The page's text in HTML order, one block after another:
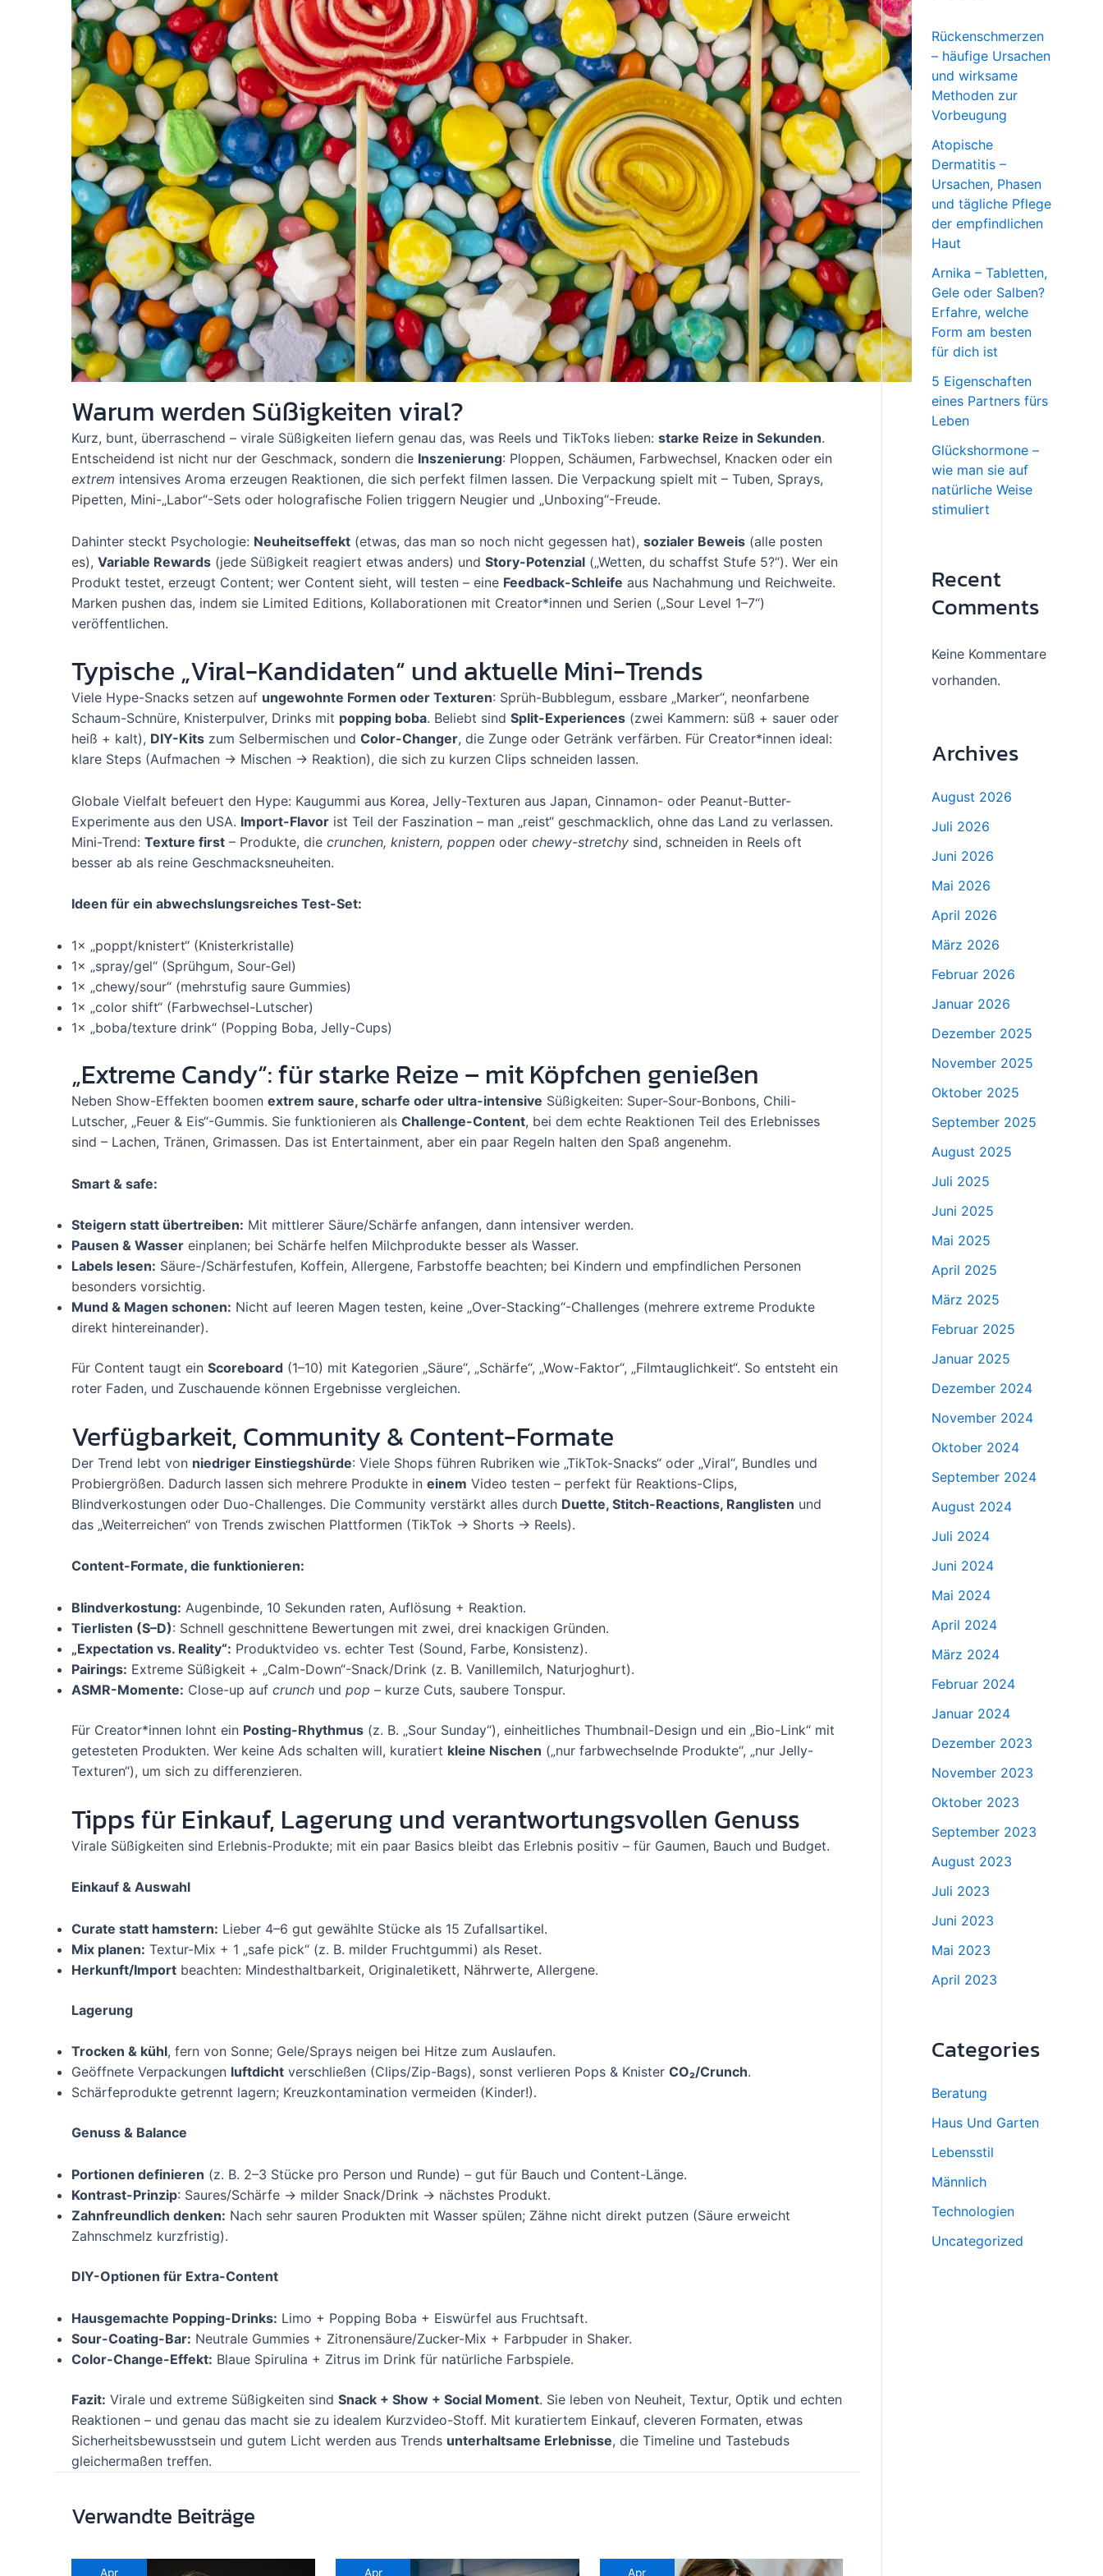
Warum werden Süßigkeiten viral?
Kurz, bunt, überraschend – virale Süßigkeiten liefern genau das, was Reels und TikToks lieben:starke Reize in Sekunden.
Entscheidend ist nicht nur der Geschmack, sondern die Inszenierung: Ploppen, Schäumen, Farbwechsel, Knacken oder ein
extrem intensives Aroma erzeugen Reaktionen, die sich perfekt filmen lassen. Die Verpackung spielt mit – Tuben, Sprays,
Pipetten, Mini-„Labor“-Sets oder holografische Folien triggern Neugier und „Unboxing“-Freude.
Dahinter steckt Psychologie: Neuheitseffekt (etwas, das man so noch nicht gegessen hat),sozialer Beweis (alle posten
es),Variable Rewards (jede Süßigkeit reagiert etwas anders) undStory-Potenzial („Wetten, du schaffst Stufe 5?“). Wer ein
Produkt testet, erzeugt Content; wer Content sieht, will testen – eine Feedback-Schleife aus Nachahmung und Reichweite.
Marken pushen das, indem sie Limited Editions, Kollaborationen mit Creator*innen und Serien („Sour Level 1–7“)
veröffentlichen.
Typische „Viral-Kandidaten“ und aktuelle Mini-Trends
Viele Hype-Snacks setzen auf ungewohnte Formen oder Texturen: Sprüh-Bubblegum, essbare „Marker“, neonfarbene
Schaum-Schnüre, Knisterpulver, Drinks mit popping boba. Beliebt sindSplit-Experiences (zwei Kammern: süß + sauer oder
heiß + kalt), DIY-Kits zum Selbermischen undColor-Changer, die Zunge oder Getränk verfärben. Für Creator*innen ideal:
klare Steps (Aufmachen → Mischen → Reaktion), die sich zu kurzen Clips schneiden lassen.
Globale Vielfalt befeuert den Hype: Kaugummi aus Korea, Jelly-Texturen aus Japan, Cinnamon- oder Peanut-Butter-
Experimente aus den USA. Import-Flavor ist Teil der Faszination – man „reist“ geschmacklich, ohne das Land zu verlassen.
Mini-Trend:Texture first – Produkte, diecrunchen, knistern, poppen oderchewy-stretchy sind, schneiden in Reels oft
besser ab als reine Geschmacksneuheiten.
Ideen für ein abwechslungsreiches Test-Set:
1× „poppt/knistert“ (Knisterkristalle)
1× „spray/gel“ (Sprühgum, Sour-Gel)
1× „chewy/sour“ (mehrstufig saure Gummies)
1× „color shift“ (Farbwechsel-Lutscher)
1× „boba/texture drink“ (Popping Boba, Jelly-Cups)
„Extreme Candy“: für starke Reize – mit Köpfchen genießen
Neben Show-Effekten boomenextrem saure, scharfe oder ultra-intensive Süßigkeiten: Super-Sour-Bonbons, Chili-
Lutscher, „Feuer & Eis“-Gummis. Sie funktionieren alsChallenge-Content, bei dem echte Reaktionen Teil des Erlebnisses
sind – Lachen, Tränen, Grimassen. Das ist Entertainment, aber ein paar Regeln halten den Spaß angenehm.
Smart & safe:
Steigern statt übertreiben: Mit mittlerer Säure/Schärfe anfangen, dann intensiver werden.
Pausen & Wasser einplanen; bei Schärfe helfen Milchprodukte besser als Wasser.
Labels lesen: Säure-/Schärfestufen, Koffein, Allergene, Farbstoffe beachten; bei Kindern und empfindlichen Personen
besonders vorsichtig.
Mund & Magen schonen: Nicht auf leeren Magen testen, keine „Over-Stacking“-Challenges (mehrere extreme Produkte
direkt hintereinander).
Für Content taugt einScoreboard (1–10) mit Kategorien „Säure“, „Schärfe“, „Wow-Faktor“, „Filmtauglichkeit“. So entsteht ein
roter Faden, und Zuschauende können Ergebnisse vergleichen.
Verfügbarkeit, Community & Content-Formate
Der Trend lebt von niedriger Einstiegshürde: Viele Shops führen Rubriken wie „TikTok-Snacks“ oder „Viral“, Bundles und
Probiergrößen. Dadurch lassen sich mehrere Produkte ineinem Video testen – perfekt für Reaktions-Clips,
Blindverkostungen oder Duo-Challenges. Die Community verstärkt alles durch Duette, Stitch-Reactions, Ranglisten und
das „Weiterreichen“ von Trends zwischen Plattformen (TikTok → Shorts → Reels).
Content-Formate, die funktionieren:
Blindverkostung: Augenbinde, 10 Sekunden raten, Auflösung + Reaktion.
Tierlisten (S–D): Schnell geschnittene Bewertungen mit zwei, drei knackigen Gründen.
„Expectation vs. Reality“: Produktvideo vs. echter Test (Sound, Farbe, Konsistenz).
Pairings: Extreme Süßigkeit + „Calm-Down“-Snack/Drink (z. B. Vanillemilch, Naturjoghurt).
ASMR-Momente: Close-up aufcrunch undpop – kurze Cuts, saubere Tonspur.
Für Creator*innen lohnt ein Posting-Rhythmus (z. B. „Sour Sunday“), einheitliches Thumbnail-Design und ein „Bio-Link“ mit
getesteten Produkten. Wer keine Ads schalten will, kuratiert kleine Nischen („nur farbwechselnde Produkte“, „nur Jelly-
Texturen“), um sich zu differenzieren.
Tipps für Einkauf, Lagerung und verantwortungsvollen Genuss
Virale Süßigkeiten sind Erlebnis-Produkte; mit ein paar Basics bleibt das Erlebnis positiv – für Gaumen, Bauch und Budget.
Einkauf & Auswahl
Curate statt hamstern: Lieber 4–6 gut gewählte Stücke als 15 Zufallsartikel.
Mix planen: Textur-Mix + 1 „safe pick“ (z. B. milder Fruchtgummi) als Reset.
Herkunft/Import beachten: Mindesthaltbarkeit, Originaletikett, Nährwerte, Allergene.
Lagerung
Trocken & kühl, fern von Sonne; Gele/Sprays neigen bei Hitze zum Auslaufen.
Geöffnete Verpackungen luftdicht verschließen (Clips/Zip-Bags), sonst verlieren Pops & KnisterCO₂/Crunch.
Schärfeprodukte getrennt lagern; Kreuzkontamination vermeiden (Kinder!).
Genuss & Balance
Portionen definieren (z. B. 2–3 Stücke pro Person und Runde) – gut für Bauch und Content-Länge.
Kontrast-Prinzip: Saures/Schärfe → milder Snack/Drink → nächstes Produkt.
Zahnfreundlich denken: Nach sehr sauren Produkten mit Wasser spülen; Zähne nicht direkt putzen (Säure erweicht
Zahnschmelz kurzfristig).
DIY-Optionen für Extra-Content
Hausgemachte Popping-Drinks: Limo + Popping Boba + Eiswürfel aus Fruchtsaft.
Sour-Coating-Bar: Neutrale Gummies + Zitronensäure/Zucker-Mix + Farbpuder in Shaker.
Color-Change-Effekt: Blaue Spirulina + Zitrus im Drink für natürliche Farbspiele.
Fazit: Virale und extreme Süßigkeiten sindSnack + Show + Social Moment. Sie leben von Neuheit, Textur, Optik und echten
Reaktionen – und genau das macht sie zu idealem Kurzvideo-Stoff. Mit kuratiertem Einkauf, cleveren Formaten, etwas
Sicherheitsbewusstsein und gutem Licht werden aus Trends unterhaltsame Erlebnisse, die Timeline und Tastebuds
gleichermaßen treffen.
Verwandte Beiträge
Apr Apr Apr
Rückenschmerzen
– häufige Ursachen
und wirksame
Methoden zur
Vorbeugung
Atopische
Dermatitis –
Ursachen, Phasen
und tägliche Pflege
der empfindlichen
Haut
Arnika – Tabletten,
Gele oder Salben?
Erfahre, welche
Form am besten
für dich ist
5 Eigenschaften
eines Partners fürs
Leben
Glückshormone –
wie man sie auf
natürliche Weise
stimuliert
Recent
Comments
Keine Kommentare
vorhanden.
Archives
August 2026
Juli 2026
Juni 2026
Mai 2026
April 2026
März 2026
Februar 2026
Januar 2026
Dezember 2025
November 2025
Oktober 2025
September 2025
August 2025
Juli 2025
Juni 2025
Mai 2025
April 2025
März 2025
Februar 2025
Januar 2025
Dezember 2024
November 2024
Oktober 2024
September 2024
August 2024
Juli 2024
Juni 2024
Mai 2024
April 2024
März 2024
Februar 2024
Januar 2024
Dezember 2023
November 2023
Oktober 2023
September 2023
August 2023
Juli 2023
Juni 2023
Mai 2023
April 2023
Categories
Beratung
Haus Und Garten
Lebensstil
Männlich
Technologien
Uncategorized